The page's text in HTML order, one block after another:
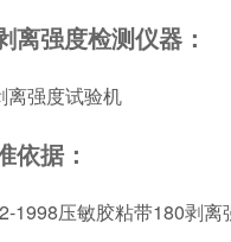
离强度检测仪器：
离强度试验机
依据：
1998压敏胶粘带180剥